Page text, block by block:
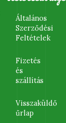
Általános
Szerződési
Feltételek
Fizetés
és
szállítás
Visszaküldő
űrlap